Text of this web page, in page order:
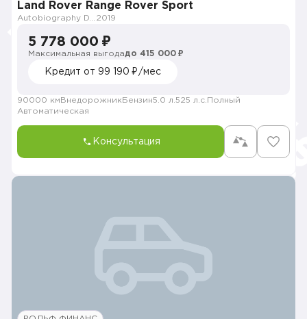
Land Rover Range Rover Sport
2019
5 778 000 ₽
Максимальная выгодадо 415 000 ₽
Кредит от 99 190 ₽/мес
90000 км Внедорожник Бензин5.0 л. 525 л.с. Полный
Автоматическая
Консультация